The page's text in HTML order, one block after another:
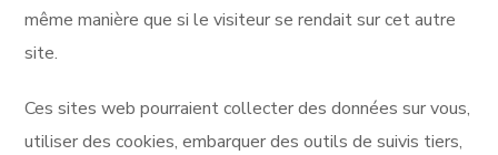
même manière que si le visiteur se rendait sur cet autre
site.
Ces sites web pourraient collecter des données sur vous,
utiliser des cookies, embarquer des outils de suivis tiers,